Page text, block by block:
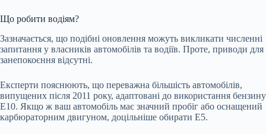
Що робити водіям?
Зазначається, що подібні оновлення можуть викликати численні
запитання у власників автомобілів та водіїв. Проте, приводи для
занепокоєння відсутні.
Експерти пояснюють, що переважна більшість автомобілів,
випущених після 2011 року, адаптовані до використання бензину
Е10. Якщо ж ваш автомобіль має значний пробіг або оснащений
карбюраторним двигуном, доцільніше обирати Е5.